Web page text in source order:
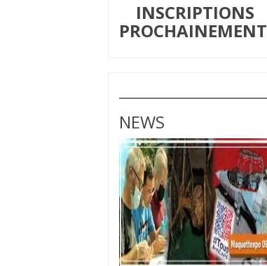
INSCRIPTIONS
PROCHAINEMENT
NEWS